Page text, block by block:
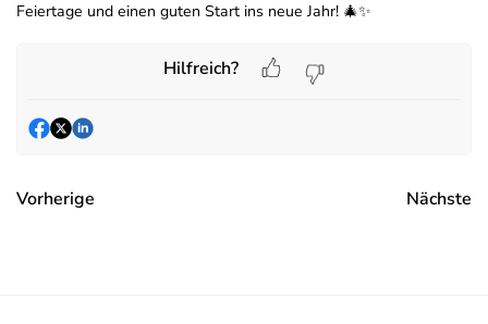
Feiertage und einen guten Start ins neue Jahr! 🎄✨
Hilfreich?
Vorherige Nächste